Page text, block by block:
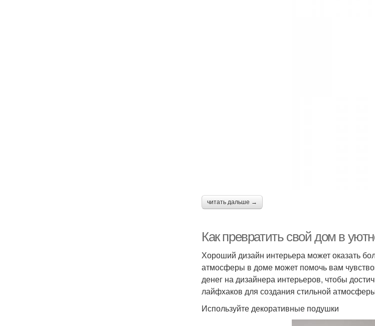
читать дальше →
Как превратить свой дом в
Хороший дизайн интерьера может оказать
атмосферы в доме может помочь вам
денег на дизайнера интерьеров, чтобы
лайфхаков для создания стильной
Используйте декоративные подушки